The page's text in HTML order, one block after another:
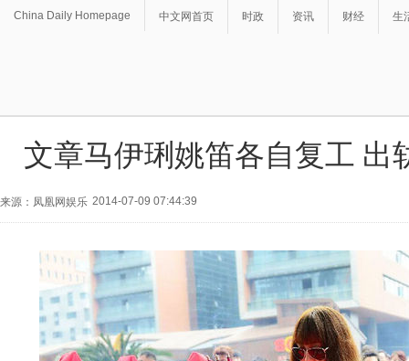
China Daily Homepage 中文网首页 时政 资讯 财经 生
文章马伊琍姚笛各自复工 出
来源：凤凰网娱乐 2014-07-09 07:44:39